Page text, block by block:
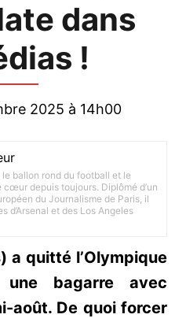
dans
!
2025 à 14h00
ballon rond du football et le
depuis toujours. Diplômé d’un
du Journalisme de Paris, il
d’Arsenal et des Los Angeles
a quitté l’Olympique
bagarre avec
août. De quoi forcer